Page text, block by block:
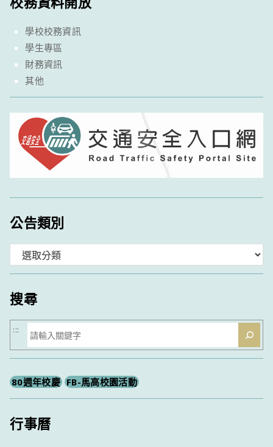
學校校務資訊
學生專區
財務資訊
其他
公告類別
類
搜尋
搜
尋
:::
80週年校慶 FB-馬高校園活動
行事曆